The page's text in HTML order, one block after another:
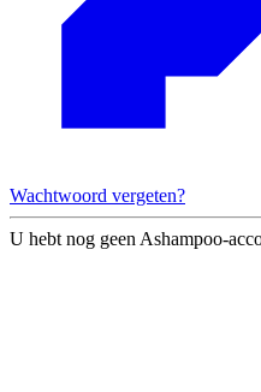
Wachtwoord vergeten?
U hebt nog geen Ashampoo-